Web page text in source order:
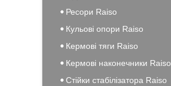
Ресори Raiso
Кульові опори Raiso
Кермові тяги Raiso
Кермові наконечники Raiso
Стійки стабілізатора Raiso